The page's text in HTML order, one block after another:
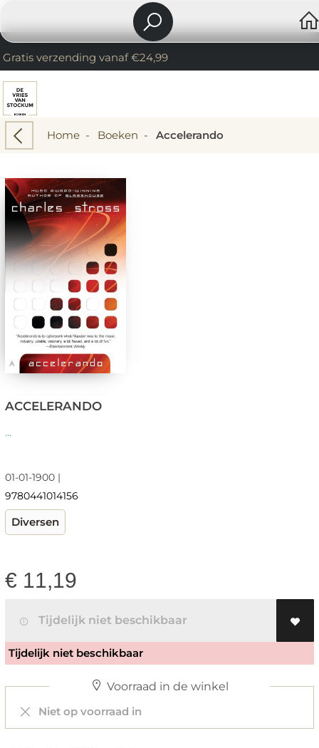
Gratis verzending vanaf €24,99
Home- Boeken - Accelerando
ACCELERANDO
...
01-01-1900 |
9780441014156
Diversen
€ 11,19
Tijdelijk niet beschikbaar
Tijdelijk niet beschikbaar
Voorraad in de winkel
Niet op voorraad in